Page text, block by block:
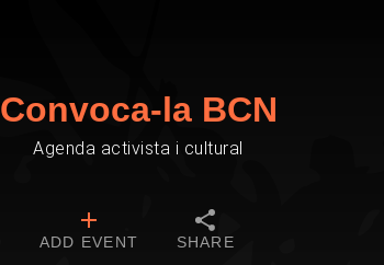
Convoca-la BCN
Agenda activista i cultural
ADD EVENT SHARE